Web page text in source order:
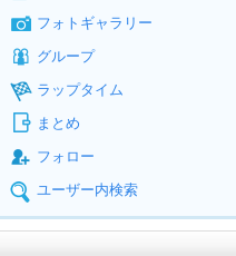
フォトギャラリー
グループ
ラップタイム
まとめ
フォロー
ユーザー内検索